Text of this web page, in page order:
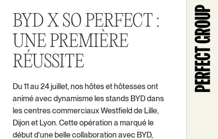
BYD X SO PERFECT :
UNE PREMIÈRE
RÉUSSITE
Du 11 au 24 juillet, nos hôtes et hôtesses ont
animé avec dynamisme les stands BYD dans
les centres commerciaux Westfield de Lille,
Dijon et Lyon. Cette opération a marqué le
début d’une belle collaboration avec BYD,